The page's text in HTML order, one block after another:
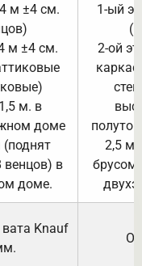
м ±4 см.
м ±4 см.
м. в
доме
венцов) в
доме.
1-ый
2-ой
2,5 м
брусом
Knauf